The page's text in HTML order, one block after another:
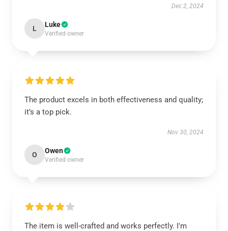
Dec 2, 2024
L Luke
Verified owner
The product excels in both effectiveness and quality;
it’s a top pick.
Nov 30, 2024
O Owen
Verified owner
The item is well-crafted and works perfectly. I'm